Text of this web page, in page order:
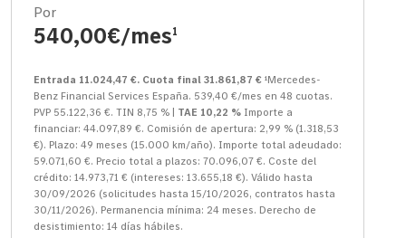
Por
540,00€/mes1
Entrada 11.024,47 €. Cuota final 31.861,87 € ¹Mercedes-
Benz Financial Services España. 539,40 €/mes en 48 cuotas.
PVP 55.122,36 €. TIN 8,75 % | TAE 10,22 % Importe a
financiar: 44.097,89 €. Comisión de apertura: 2,99 % (1.318,53
€). Plazo: 49 meses (15.000 km/año). Importe total adeudado:
59.071,60 €. Precio total a plazos: 70.096,07 €. Coste del
crédito: 14.973,71 € (intereses: 13.655,18 €). Válido hasta
30/09/2026 (solicitudes hasta 15/10/2026, contratos hasta
30/11/2026). Permanencia mínima: 24 meses. Derecho de
desistimiento: 14 días hábiles.